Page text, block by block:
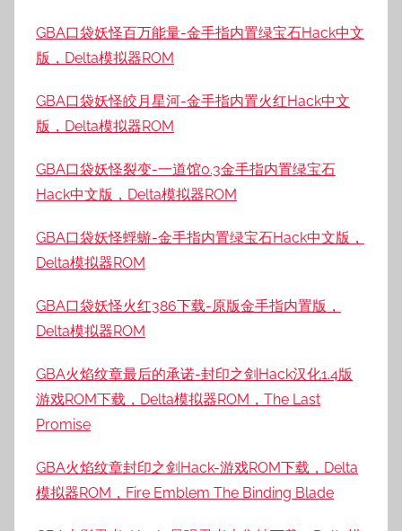
GBA口袋妖怪百万能量-金手指内置绿宝石Hack中文
版，Delta模拟器ROM
GBA口袋妖怪皎月星河-金手指内置火红Hack中文
版，Delta模拟器ROM
GBA口袋妖怪裂变-一道馆0.3金手指内置绿宝石
Hack中文版，Delta模拟器ROM
GBA口袋妖怪蜉蝣-金手指内置绿宝石Hack中文版，
Delta模拟器ROM
GBA口袋妖怪火红386下载-原版金手指内置版，
Delta模拟器ROM
GBA火焰纹章最后的承诺-封印之剑Hack汉化1.4版
游戏ROM下载，Delta模拟器ROM，The Last
Promise
GBA火焰纹章封印之剑Hack-游戏ROM下载，Delta
模拟器ROM，Fire Emblem The Binding Blade